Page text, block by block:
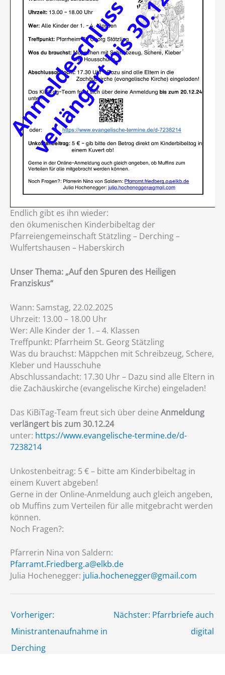
Endlich gibt es ihn wieder:
den ökumenischen Kinderbibeltag der
Pfarreiengemeinschaft Stätzling – Derching –
Wulfertshausen – Haberskirch
Unser Thema: „Auf den Spuren des Heiligen
Franziskus“
Wann: Samstag, 22.02.2025
Uhrzeit: 13.00 – 18.00 Uhr
Wer: Alle Kinder der 1. – 4. Klassen
Treffpunkt: Pfarrheim St. Georg Stätzling
Was du brauchst: Mäppchen mit Schreibzeug, Schere,
Kleber und Hausschuhe
Abschlussandacht: 17.30 Uhr – Dazu sind alle Eltern in
die Zachäuskirche (evangelische Kirche) eingeladen!
Das KiBiTag-Team freut sich über deine Anmeldung
verlängert bis zum 30.12.24
unter: https://www.evangelische-termine.de/d-
7238214
Unkostenbeitrag: 5 € – bitte am Kinderbibeltag in
einem Kuvert abgeben!
Gerne in der Online-Anmeldung auch gleich angeben,
ob Muffins zum Verteilen für alle mitgebracht werden
können.
Noch Fragen?:
Pfarrerin Nina von Saldern:
Pfarramt.Friedberg.a@elkb.de
Julia Hochenegger: julia.hochenegger@gmail.com
Vorheriger:
Ministrantenaufnahme in
Derching
Nächster: Pfarrbriefe auch
digital